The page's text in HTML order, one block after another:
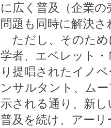
に広く普及（企業
問題も同時に解決
ただし、そのため
学者、エベレット
り提唱されたイノ
ンサルタント、ム
示される通り、新
普及を続け、アー